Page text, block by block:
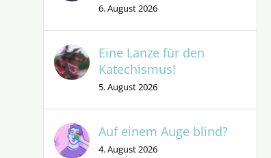
6. August 2026
Eine Lanze für den
Katechismus!
5. August 2026
Auf einem Auge blind?
4. August 2026